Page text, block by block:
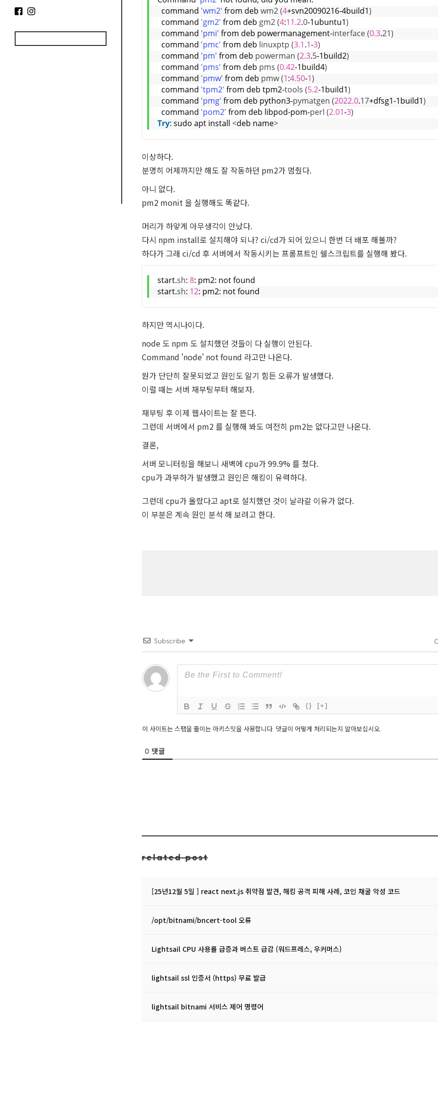
  command
'wm2' from deb wm2(4+svn20090216-4build1)
  command
'gm2' from deb gm2(4:11.2.0-1ubuntu1)
  command
'pmi' from deb powermanagement-interface(0.3.21)
  command
'pmc' from deb linuxptp (3.1.1-3)
  command
'pm' from deb powerman (2.3.5-1build2)
  command
'pms' from deb pms (0.42-1build4)
  command
'pmw' from deb pmw(1:4.50-1)
  command
'tpm2' from deb tpm2-tools (5.2-1build1)
  command
'pmg' from deb python3-pymatgen (2022.0.17+dfsg1-1build1)
  command
'pom2' from deb libpod-pom-perl (2.01-3)
Try: sudo apt install <deb name>
이상하다.
분명히 어제까지만 해도 잘 작동하던 pm2가 멈췄다.
아니 없다.
pm2 monit 을 실행해도 똑같다.
머리가 하얗게 아무생각이 안났다.
다시 npm install로 설치해야 되나? ci/cd가 되어 있으니 한번 더 배포 해볼까?
하다가 그래 ci/cd 후 서버에서 작동시키는 프롬프트인 쉘스크립트를 실행해 봤다.
start.sh: 8: pm2: not found
start.sh: 12: pm2: not found
하지만 역시나이다.
node 도 npm 도 설치했던 것들이 다 실행이 안된다.
Command 'node' not found 라고만 나온다.
뭔가 단단히 잘못되었고 원인도 알기 힘든 오류가 발생했다.
이럴 때는 서버 재부팅부터 해보자.
재부팅 후 이제 웹사이트는 잘 뜬다.
그런데 서버에서 pm2 를 실행해 봐도 여전히 pm2는 없다고만 나온다.
결론,
서버 모니터링을 해보니 새벽에 cpu가 99.9% 를 쳤다.
cpu가 과부하가 발생했고 원인은 해킹이 유력하다.
그런데 cpu가 올랐다고 apt로 설치했던 것이 날라갈 이유가 없다.
이 부분은 계속 원인 분석 해 보려고 한다.
Subscribe
{} [+]
이 사이트는 스팸을 줄이는 아키스밋을 사용합니다. 댓글이 어떻게 처리되는지 알아보십시오
0 댓글
related post
[25년12월 5일 ] react next.js 취약점 발견, 해킹 공격 피해 사례, 코인 채굴 악성 코드
/opt/bitnami/bncert-tool 오류
Lightsail CPU 사용률 급증과 버스트 급감 (워드프레스, 우커머스)
lightsail ssl 인증서 (https) 무료 발급
lightsail bitnami 서비스 제어 명령어